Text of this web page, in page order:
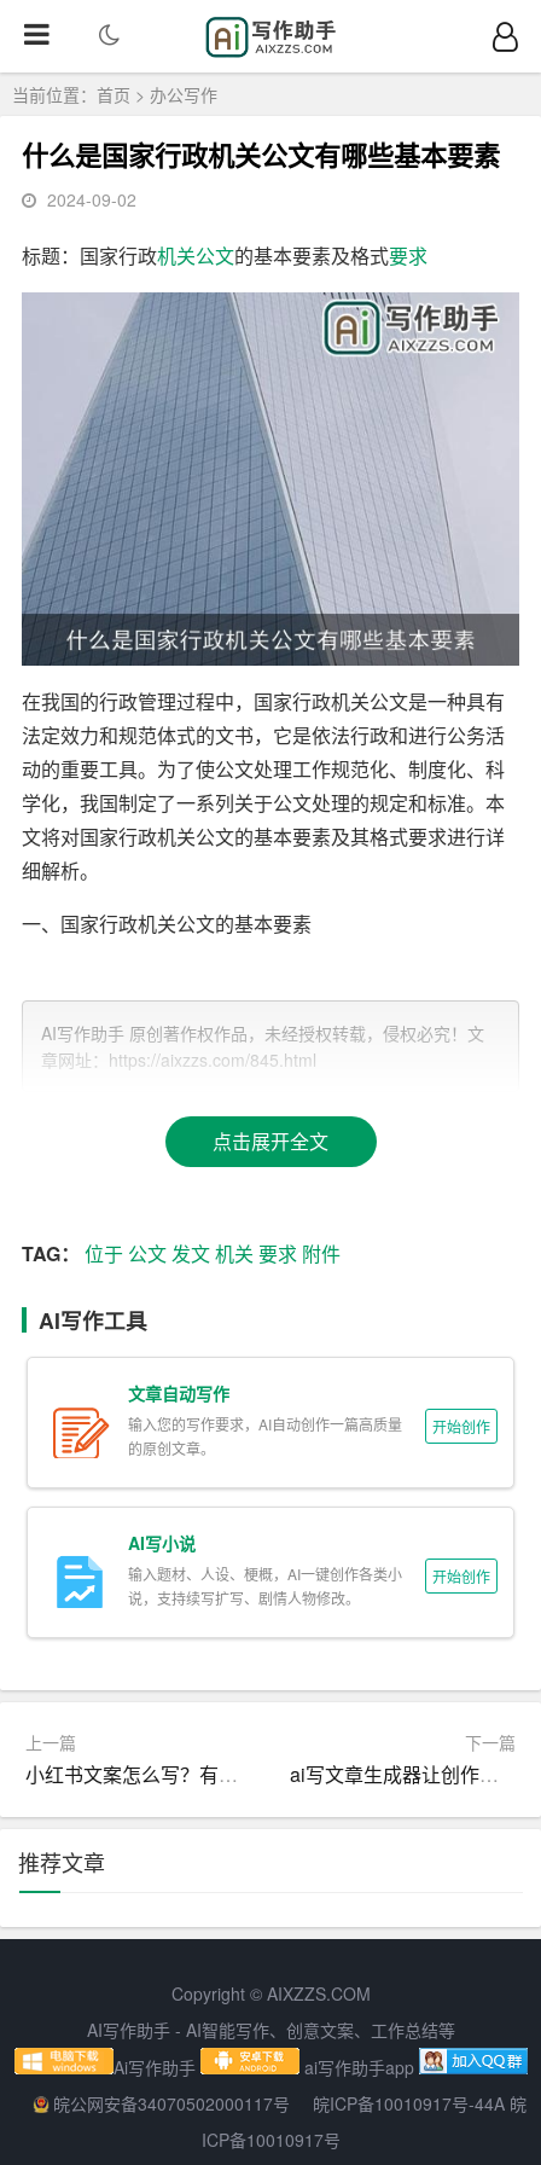
当前位置： 首页 > 办公写作
什么是国家行政机关公文有哪些基本要素
2024-09-02
标题：国家行政机关公文的基本要素及格式要求
在我国的行政管理过程中，国家行政机关公文是一种具有
法定效力和规范体式的文书，它是依法行政和进行公务活
动的重要工具。为了使公文处理工作规范化、制度化、科
学化，我国制定了一系列关于公文处理的规定和标准。本
文将对国家行政机关公文的基本要素及其格式要求进行详
细解析。
一、国家行政机关公文的基本要素
限、紧急程度、发文机关标志、发文字号、签发人、版头
中的分隔线、标题、主送机关、正文、附件说明、发文机
关署名、成文日期和印章、附注和附件。
1.份号：份号是用于标识公文的唯一编号，便于管理和查
位于版头部分， preceding 版头中的分隔
2.密级和保密期限：公文的密级和保密期限用以表明公文
密、机密、秘密三个等级，保密期限则表示保密的有效期
限。
3.紧急程度：紧急程度用以表明公文的处理速度。根据紧
急程度的不同，公文可分为特急、加急、平急三个等级。
4.发文机关标志：发文机关标志是用来标识公文的发文机
关。一般由发文机关名称和文种组成，位于公文版头部分
的左侧。
5.发文字号：发文字号是用来标识公文的唯一编号，便于
管理和查询。发文字号由发文机关代字、年份、发文顺序
6.签发人：签发人是公文的法定作者，对公文的内容和效
力负责。签发人一般为发文机关的负责人，其姓名位于发
7.版头中的分隔线：版头中的分隔线用以分隔版头和主体
部分，一般由一条或多条横线组成。
8.标题：标题是公文的名称，用以表明公文的主要内容。
9.主送机关：主送机关是指公文的主要受理机关，即负责
办理公文内容的机关。主送机关名称一般位于标题之下。
10.正文：正文是公文的核心部分，用以表述公文的内容和
意见。正文一般分为导语、主体和结语三个部分。
AI写作助手 原创著作权作品，未经授权转载，侵权必究！文
章网址：https://aixzzs.com/845.html
点击展开全文
TAG： 位于 公文发文机关 要求 附件
AI写作工具
文章自动写作
输入您的写作要求，AI自动创作一篇高质量
的原创文章。
开始创作
AI写小说
输入题材、人设、梗概，AI一键创作各类小
说，支持续写扩写、剧情人物修改。
开始创作
上一篇
小红书文案怎么写？有什么技巧？
下一篇
ai写文章生成器让创作灵感如泉涌
推荐文章
Copyright © AIXZZS.COM
AI写作助手 - AI智能写作、创意文案、工作总结等
Ai写作助手
ai写作助手app
皖公网安备34070502000117号
皖ICP备10010917号-44A 皖
ICP备10010917号